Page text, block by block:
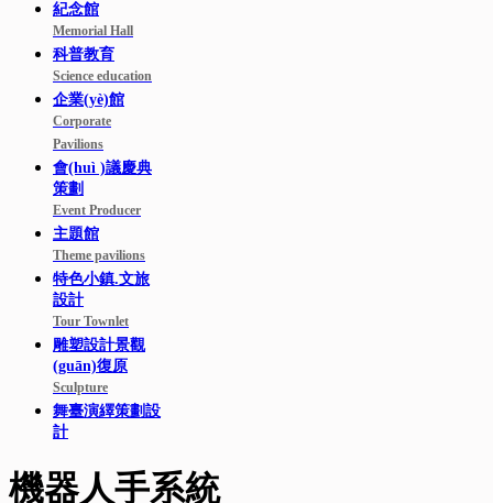
紀念館
Memorial Hall
科普教育
Science education
企業(yè)館
Corporate
Pavilions
會(huì )議慶典
策劃
Event Producer
主題館
Theme pavilions
特色小鎮.文旅
設計
Tour Townlet
雕塑設計景觀
(guān)復原
Sculpture
舞臺演繹策劃設
計
機器人手系統